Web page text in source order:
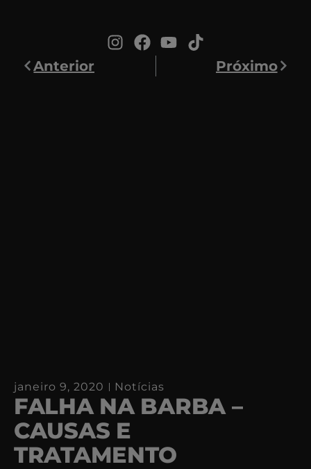
janeiro 9, 2020 Notícias
FALHA NA BARBA –
CAUSAS E
TRATAMENTO
Anterior Próximo